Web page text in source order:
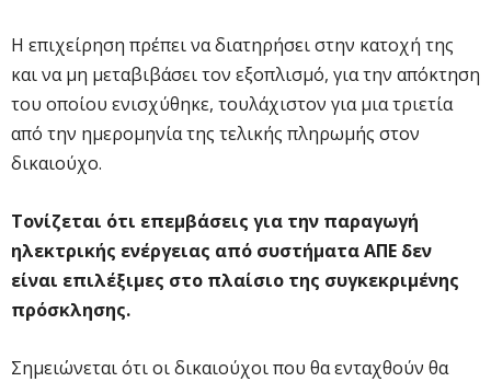
Η επιχείρηση πρέπει να διατηρήσει στην κατοχή της
και να μη μεταβιβάσει τον εξοπλισμό, για την απόκτηση
του οποίου ενισχύθηκε, τουλάχιστον για μια τριετία
από την ημερομηνία της τελικής πληρωμής στον
δικαιούχο.
Τονίζεται ότι επεμβάσεις για την παραγωγή
ηλεκτρικής ενέργειας από συστήματα ΑΠΕ δεν
είναι επιλέξιμες στο πλαίσιο της συγκεκριμένης
πρόσκλησης.
Σημειώνεται ότι οι δικαιούχοι που θα ενταχθούν θα